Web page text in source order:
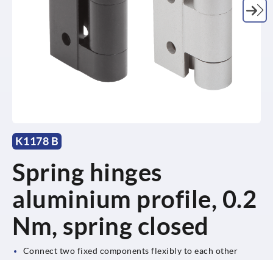
K1178 B
Spring hinges
aluminium profile, 0.2
Nm, spring closed
Connect two fixed components flexibly to each other